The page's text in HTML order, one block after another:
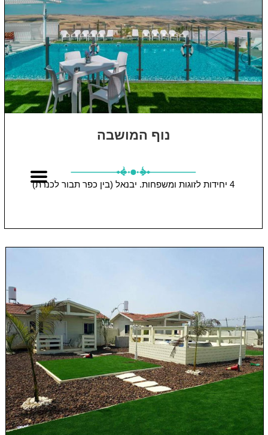
נוף המושבה
4 יחידות לזוגות ומשפחות. יבנאל (בין כפר תבור לכנרת)